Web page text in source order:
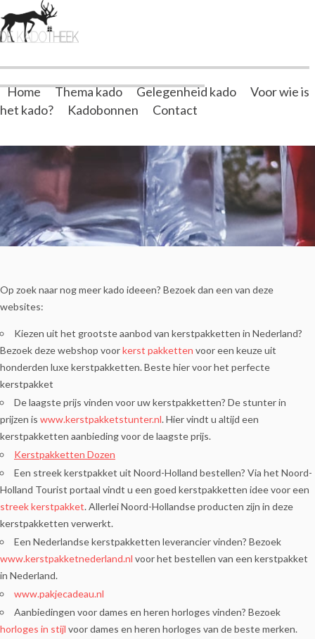
Home Thema kado Gelegenheid kado
Voor wie is
het kado?
Kadobonnen Contact
Op zoek naar nog meer kado ideeen? Bezoek dan een van deze
websites:
Kiezen uit het grootste aanbod van kerstpakketten in Nederland?
Bezoek deze webshop voorkerst pakketten voor een keuze uit
honderden luxe kerstpakketten. Beste hier voor het perfecte
kerstpakket
De laagste prijs vinden voor uw kerstpakketten? De stunter in
prijzen is www.kerstpakketstunter.nl. Hier vindt u altijd een
kerstpakketten aanbieding voor de laagste prijs.
Kerstpakketten Dozen
Een streek kerstpakket uit Noord-Holland bestellen? Via het Noord-
Holland Tourist portaal vindt u een goed kerstpakketten idee voor een
streek kerstpakket. Allerlei Noord-Hollandse producten zijn in deze
kerstpakketten verwerkt.
Een Nederlandse kerstpakketten leverancier vinden? Bezoek
www.kerstpakketnederland.nl voor het bestellen van een kerstpakket
in Nederland.
www.pakjecadeau.nl
Aanbiedingen voor dames en heren horloges vinden? Bezoek
horloges in stijl voor dames en heren horloges van de beste merken.